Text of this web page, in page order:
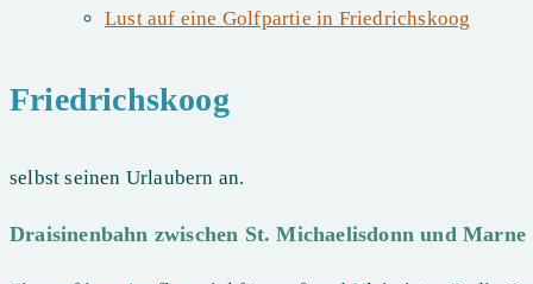
Lust auf eine Golfpartie in Friedrichskoog
Friedrichskoog
selbst seinen Urlaubern an.
Draisinenbahn zwischen St. Michaelisdonn und Marne